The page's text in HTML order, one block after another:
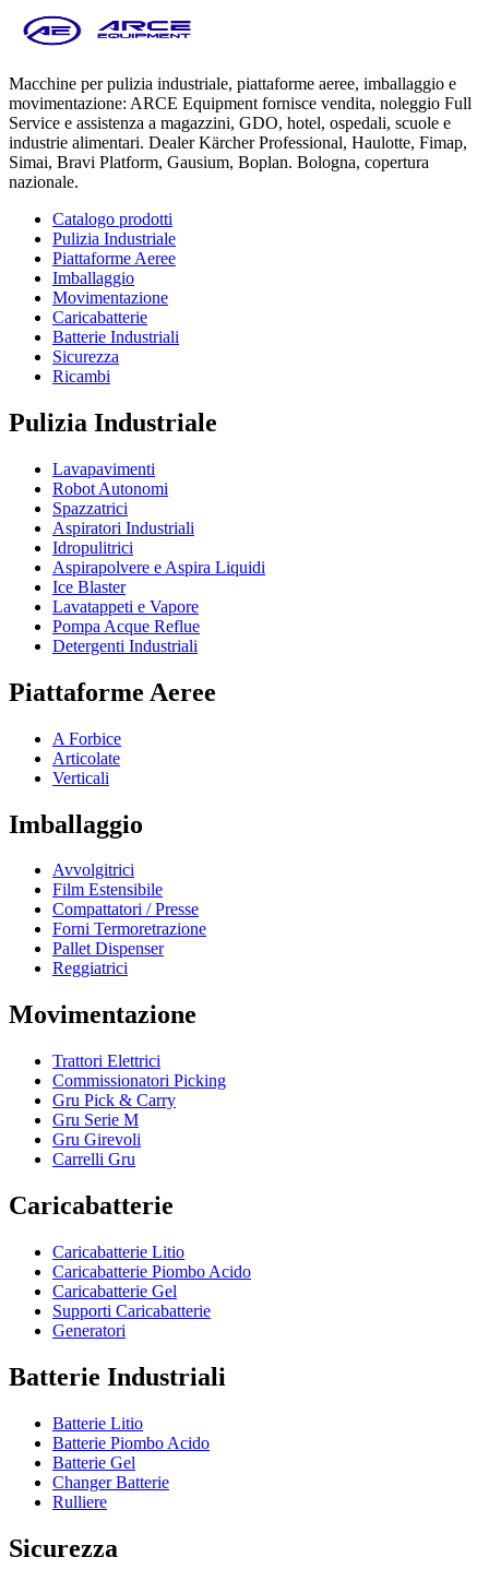
Macchine per pulizia industriale, piattaforme aeree, imballaggio e
movimentazione: ARCE Equipment fornisce vendita, noleggio Full
Service e assistenza a magazzini, GDO, hotel, ospedali, scuole e
industrie alimentari. Dealer Kärcher Professional, Haulotte, Fimap,
Simai, Bravi Platform, Gausium, Boplan. Bologna, copertura
nazionale.
Catalogo prodotti
Pulizia Industriale
Piattaforme Aeree
Imballaggio
Movimentazione
Caricabatterie
Batterie Industriali
Sicurezza
Ricambi
Pulizia Industriale
Lavapavimenti
Robot Autonomi
Spazzatrici
Aspiratori Industriali
Idropulitrici
Aspirapolvere e Aspira Liquidi
Ice Blaster
Lavatappeti e Vapore
Pompa Acque Reflue
Detergenti Industriali
Piattaforme Aeree
A Forbice
Articolate
Verticali
Imballaggio
Avvolgitrici
Film Estensibile
Compattatori / Presse
Forni Termoretrazione
Pallet Dispenser
Reggiatrici
Movimentazione
Trattori Elettrici
Commissionatori Picking
Gru Pick & Carry
Gru Serie M
Gru Girevoli
Carrelli Gru
Caricabatterie
Caricabatterie Litio
Caricabatterie Piombo Acido
Caricabatterie Gel
Supporti Caricabatterie
Generatori
Batterie Industriali
Batterie Litio
Batterie Piombo Acido
Batterie Gel
Changer Batterie
Rulliere
Sicurezza